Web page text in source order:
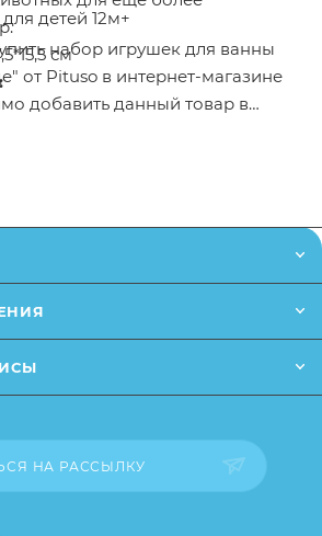
детей 12м+
см
набор игрушек для ванны
от Pituso в интернет-магазине
добавить данный товар в
размещенного на
или упаковке и т.д., не
потребительские
НА РАССЫЛКУ